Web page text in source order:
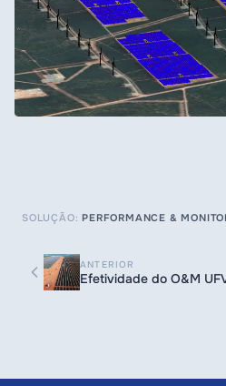
SOLUÇÃO: PERFORMANCE &
ANTERIOR
Efetividade do O&M